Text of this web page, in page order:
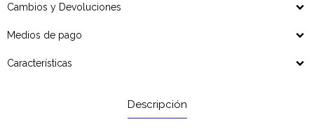
Cambios y Devoluciones
Medios de pago
Características
Descripción